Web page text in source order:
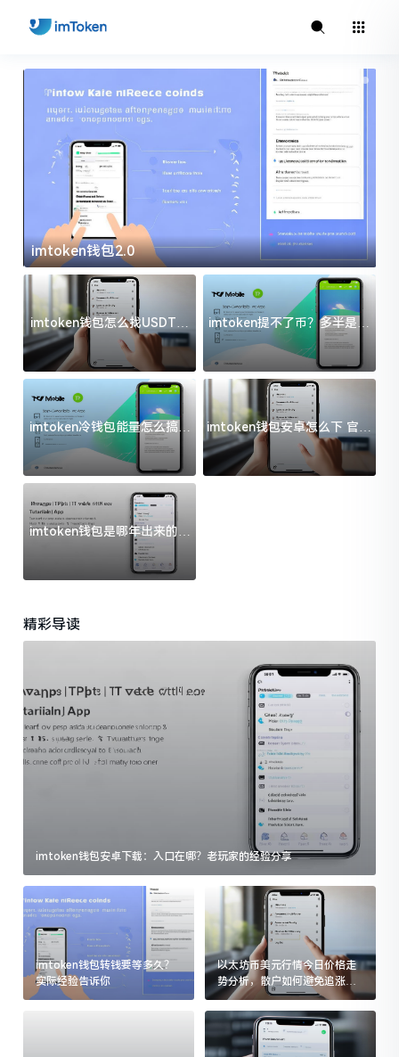
imtoken钱包2.0
imtoken钱包怎么找USDT地
址？三步搞定不踩坑
imtoken提不了币？多半是这
几件事没处理好
imtoken冷钱包能量怎么搞？
过来人告诉你门道
imtoken钱包安卓怎么下 官方
渠道避坑指南
imtoken钱包是哪年出来的？
一文给你说清楚
精彩导读
imtoken钱包安卓下载：入口在哪？老玩家的经验分享
imtoken钱包转钱要等多久？
实际经验告诉你
以太坊币美元行情今日价格走
势分析，散户如何避免追涨杀
跌被套牢